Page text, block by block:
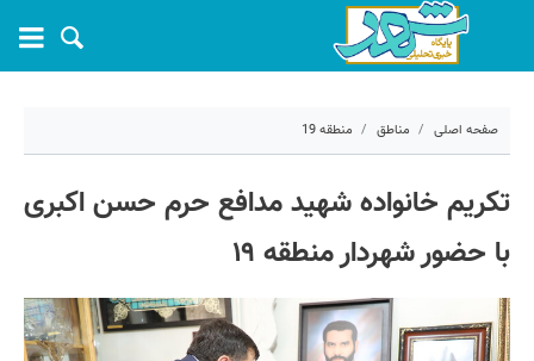
صفحه اصلی مناطق منطقه 19
کد مطلب:
تکریم خانواده شهید مدافع حرم حسن اکبری
با حضور شهردار منطقه ۱۹